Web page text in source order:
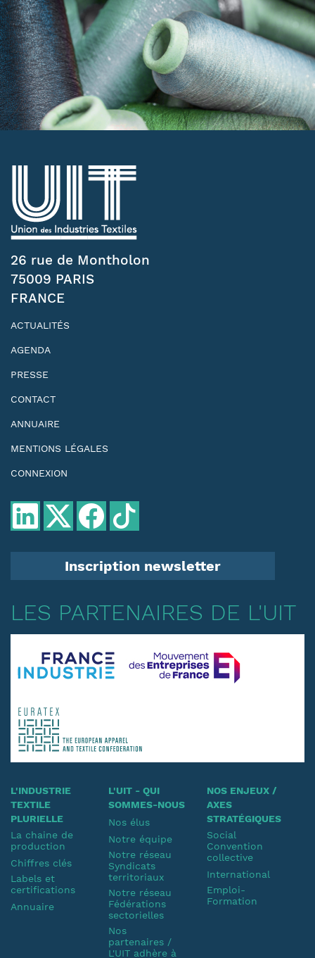
26 rue de Montholon
75009 PARIS
FRANCE
ACTUALITÉS
AGENDA
PRESSE
CONTACT
ANNUAIRE
MENTIONS LÉGALES
CONNEXION
Inscription newsletter
LES PARTENAIRES DE L'UIT
L'INDUSTRIE
TEXTILE
PLURIELLE
La chaine de
production
Chiffres clés
Labels et
certifications
Annuaire
L'UIT - QUI
SOMMES-NOUS
Nos élus
Notre équipe
Notre réseau
Syndicats
territoriaux
Notre réseau
Fédérations
sectorielles
Nos
partenaires /
L'UIT adhère à
NOS ENJEUX /
AXES
STRATÉGIQUES
Social
Convention
collective
International
Emploi-
Formation